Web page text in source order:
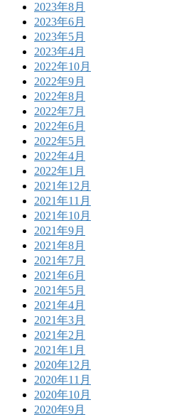
2023年8月
2023年6月
2023年5月
2023年4月
2022年10月
2022年9月
2022年8月
2022年7月
2022年6月
2022年5月
2022年4月
2022年1月
2021年12月
2021年11月
2021年10月
2021年9月
2021年8月
2021年7月
2021年6月
2021年5月
2021年4月
2021年3月
2021年2月
2021年1月
2020年12月
2020年11月
2020年10月
2020年9月